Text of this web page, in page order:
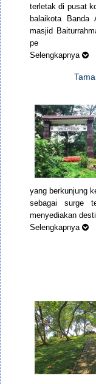
terletak di pusat
balaikota
masjid
pe
Selengkapnya
yang berkunjung
sebagai surge
menyediakan
Selengkapnya